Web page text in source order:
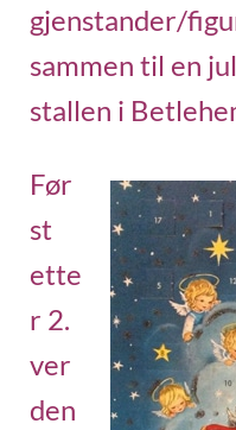
gjenstander/
sammen til en
stallen i
Før
st
ette
r 2.
ver
den